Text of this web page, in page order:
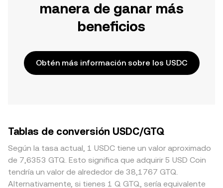
manera de ganar más
beneficios
Obtén más información sobre los USDC
Tablas de conversión USDC/GTQ
Según la tasa actual, 1 USDC tiene un valor aproximado
de 7,6353 GTQ. Esto significa que adquirir 5 USD Coin
tendría un valor de alrededor de 38,1767 GTQ.
Alternativamente, si tienes 1 Q GTQ, sería equivalente